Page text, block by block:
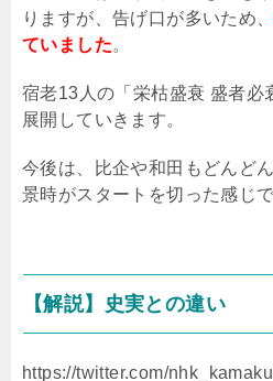
りますが、告げ口が多いため、
ていました。
宿老13人の「栄枯盛衰 盛者必
展開していきます。
今後は、比企や和田もどんど
景時がスタートを切った感じで
【解説】史実との違い
https://twitter.com/